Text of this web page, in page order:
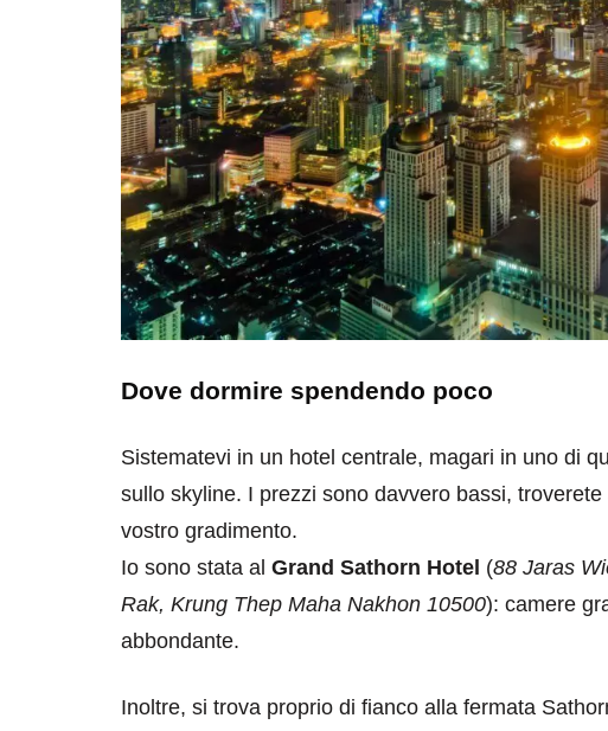
Dove dormire spendendo poco
Sistematevi in un hotel centrale, magari in uno di
sullo skyline. I prezzi sono davvero bassi,
vostro gradimento.
Io sono stata al Grand Sathorn Hotel (88 Jaras
Rak, Krung Thep Maha Nakhon 10500): camere
abbondante.
Inoltre, si trova proprio di fianco alla fermata